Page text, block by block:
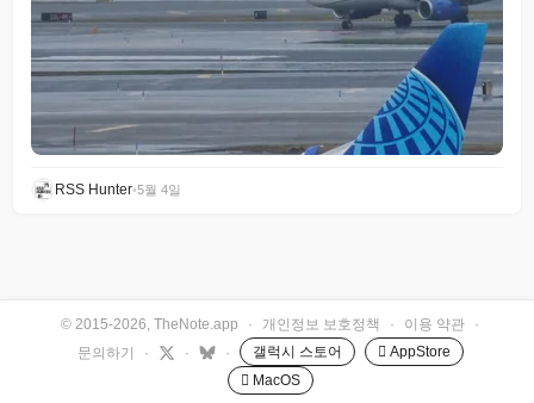
RSS Hunter•5월 4일
© 2015-2026, TheNote.app · 개인정보 보호정책 · 이용 약관
·
문의하기
· · · 갤럭시 스토어
 AppStore
 MacOS